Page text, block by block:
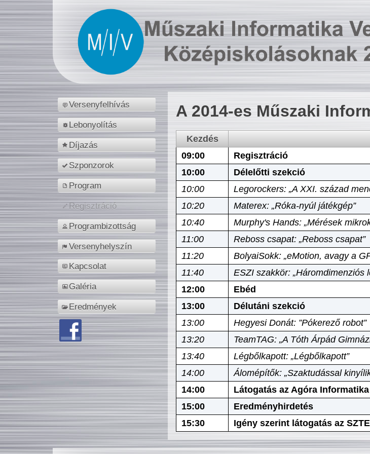
Versenyfelhívás
Lebonyolítás
Díjazás
Szponzorok
Program
Regisztráció
Programbizottság
Versenyhelyszín
Kapcsolat
Galéria
Eredmények
A 2014-es Műszaki
Kezdés
09:00
Regisztráció
10:00
Délelőtti szekció
10:00
Legorockers: „A XXI. század
10:20
Materex: „Róka-nyúl játékgép”
10:40
Murphy's Hands: „Mérések
11:00
Reboss csapat: „Reboss csapat”
11:20
BolyaiSokk: „eMotion, avagy a
11:40
ESZI szakkör: „Háromdimenziós
12:00
Ebéd
13:00
Délutáni szekció
13:00
Hegyesi Donát: ”Pókerező robot”
13:20
TeamTAG: „A Tóth Árpád
13:40
Légbőlkapott: „Légbőlkapott”
14:00
Álomépítők: „Szaktudással
14:00
Látogatás az Agóra
15:00
Eredményhirdetés
15:30
Igény szerint látogatás az